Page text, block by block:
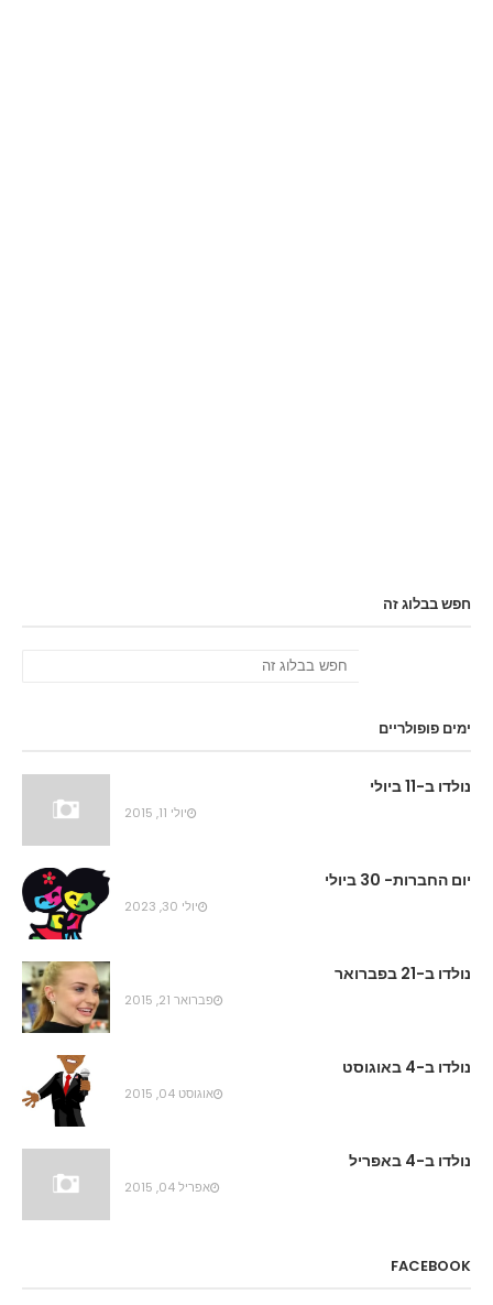
חפש בבלוג זה
ימים פופולריים
נולדו ב-11 ביולי
יולי 11, 2015
יום החברות- 30 ביולי
יולי 30, 2023
נולדו ב-21 בפברואר
פברואר 21, 2015
נולדו ב-4 באוגוסט
אוגוסט 04, 2015
נולדו ב-4 באפריל
אפריל 04, 2015
FACEBOOK